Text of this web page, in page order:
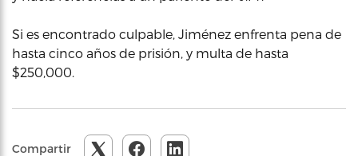
Si es encontrado culpable, Jiménez enfrenta pena de
hasta cinco años de prisión, y multa de hasta
$250,000.
Compartir